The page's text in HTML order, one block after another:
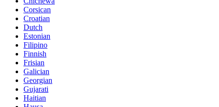
Corsican
Croatian
Dutch
Estonian
Filipino
Finnish
Frisian
Galician
Georgian
Gujarati
Haitian